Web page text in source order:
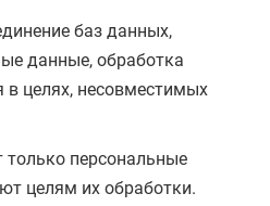
баз данных,
данные, обработка
в целях, несовместимых
только персональные
целям их обработки.